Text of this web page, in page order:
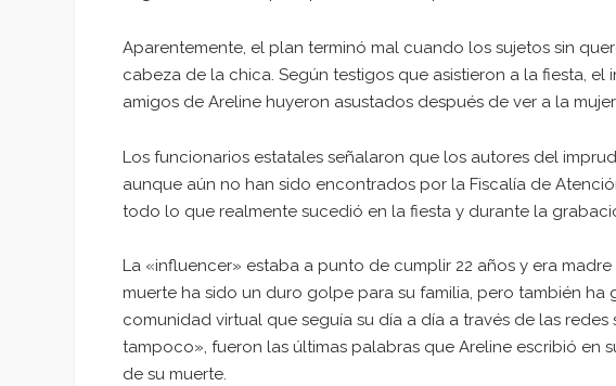
Aparentemente, el plan terminó mal cuando los sujetos sin
cabeza de la chica. Según testigos que asistieron a la fiesta,
amigos de Areline huyeron asustados después de ver a la
Los funcionarios estatales señalaron que los autores del
aunque aún no han sido encontrados por la Fiscalía de
todo lo que realmente sucedió en la fiesta y durante la
La «influencer» estaba a punto de cumplir 22 años y era
muerte ha sido un duro golpe para su familia, pero también ha
comunidad virtual que seguía su día a día a través de las
tampoco», fueron las últimas palabras que Areline escribió en
de su muerte.